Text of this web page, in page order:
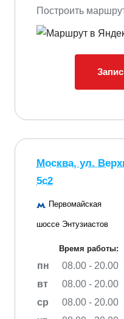
Построить
Москва, ул.
5с2
Первомайская
шоссе Энтузиастов
Время работы:
пн
08.00 - 20.00
вт
08.00 - 20.00
ср
08.00 - 20.00